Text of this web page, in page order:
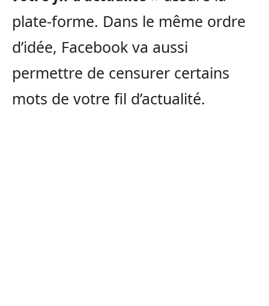
plate-forme. Dans le même ordre
d’idée, Facebook va aussi
permettre de censurer certains
mots de votre fil d’actualité.